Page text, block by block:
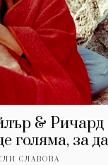
&
голяма, за
СЛАВОВА